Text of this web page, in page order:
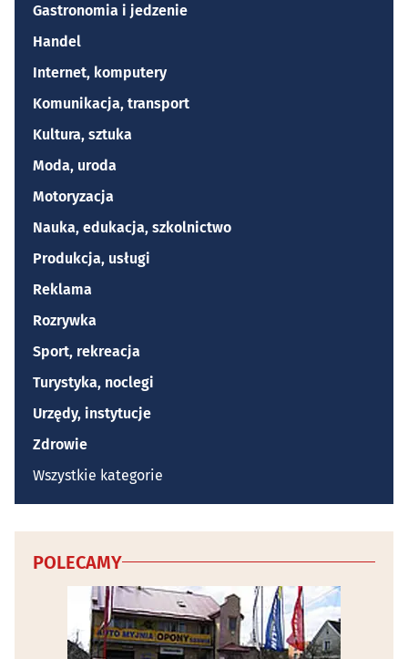
Gastronomia i jedzenie
Handel
Internet, komputery
Komunikacja, transport
Kultura, sztuka
Moda, uroda
Motoryzacja
Nauka, edukacja, szkolnictwo
Produkcja, usługi
Reklama
Rozrywka
Sport, rekreacja
Turystyka, noclegi
Urzędy, instytucje
Zdrowie
Wszystkie kategorie
POLECAMY